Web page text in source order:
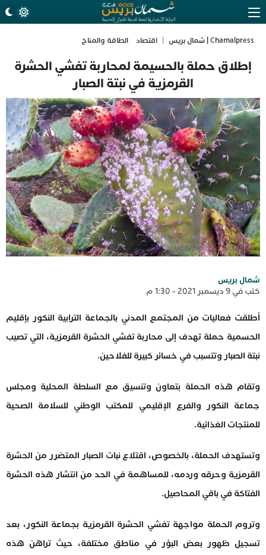
Chamalpress | شمال بريس اقتصاد الطاقة والمناخ
إطلاق حملة بالحسيمة لمحاربة تفشي الحشرة
القرمزية في نبتة الصبار
شمال بريس
كتب في 9 ديسمبر 2021 - 1:30 م
أطلقت فعاليات من المجتمع المدني بالجماعة الترابية النكور بإقليم
الحسمية حملة تهدف إلى محاربة تفشي الحشرة القرمزية، التي تصيب
نبتة الصبار وتتسبب في خسائر كبيرة للفلاحين.
وتقام هذه الحملة بتعاون وتنسيق مع السلطة المحلية ومجلس
جماعة النكور والفرع الإقليمي للمكتب الوطني للسلامة الصحية
للمنتجات الغذائية.
وتستهدف الحملة، بالخصوص، اقتلاع نبات الصبار المتضرر من الحشرة
القرمزية وحرقه وردمه، للمساهمة في الحد من انتشار هذه الحشرة
الفتاكة في باقي المحاصيل.
وتروم الحملة مواجهة تفشي الحشرة القرمزية بجماعة النكور، بعد
تسجيل ظهور بعض البؤر في مناطق مختلفة، حيث تراهن هذه